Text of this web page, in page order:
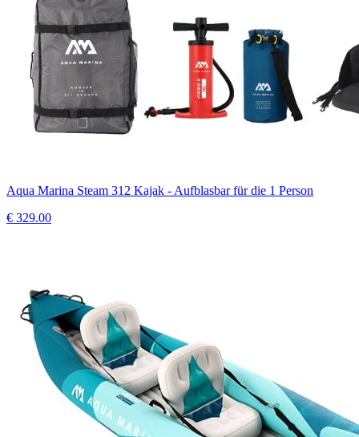
Aqua Marina Steam 312 Kajak - Aufblasbar für die 1 Person
€ 329.00